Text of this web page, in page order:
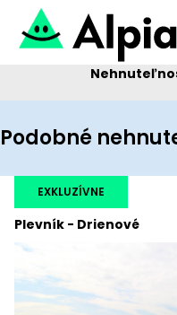
Podobné
Plevník - Drienové
EXKLUZÍVNE